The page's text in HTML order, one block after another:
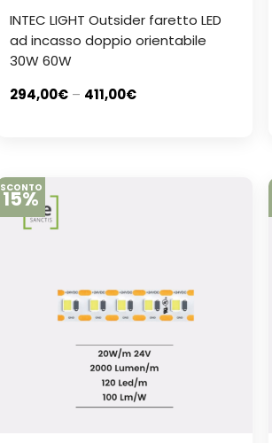
INTEC LIGHT Outsider faretto LED
ad incasso doppio orientabile
30W 60W
294,00€ – 411,00€
SCONTO
15%